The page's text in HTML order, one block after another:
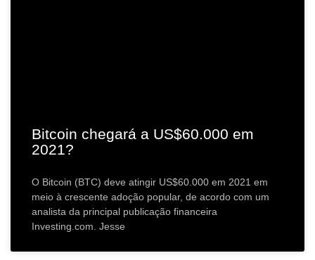
Bitcoin chegará a US$60.000 em
2021?
O Bitcoin (BTC) deve atingir US$60.000 em 2021 em
meio à crescente adoção popular, de acordo com um
analista da principal publicação financeira
Investing.com. Jesse